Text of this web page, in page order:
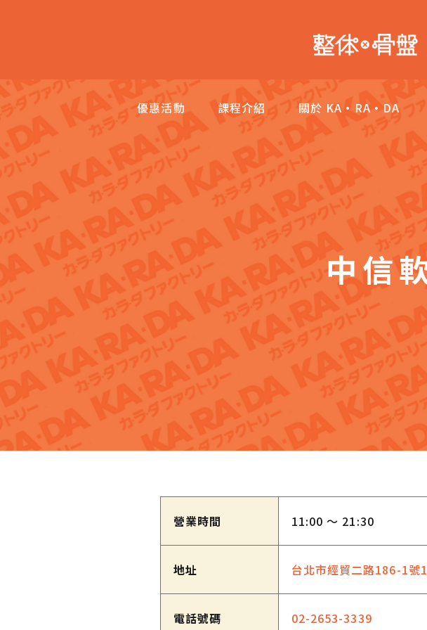
內
優惠活動 課程介紹 關於 KA·RA·DA
中信
營業時間 11:00 ～ 21:30
地址 台北市經貿二路186-1號
電話號碼 02-2653-3339